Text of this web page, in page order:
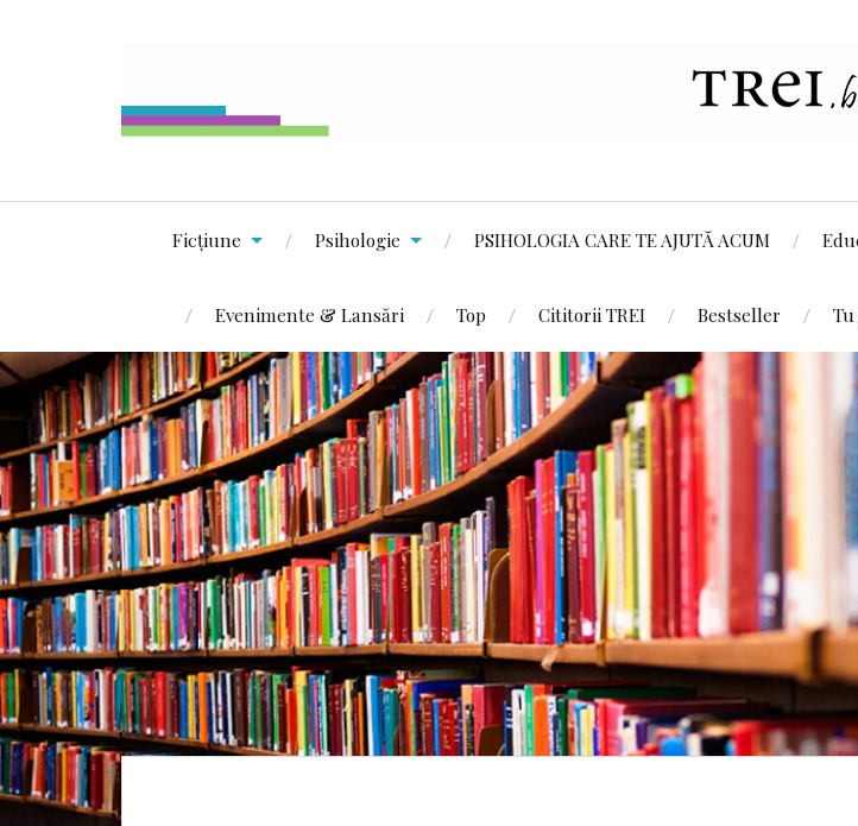
Ficțiune Psihologie PSIHOLOGIA CARE TE AJUTĂ ACUM
Evenimente & Lansări Top Cititorii TREI Bestseller Tu